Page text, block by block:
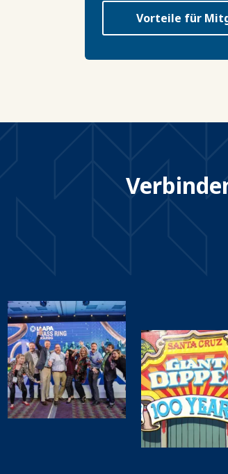
Vorteile für